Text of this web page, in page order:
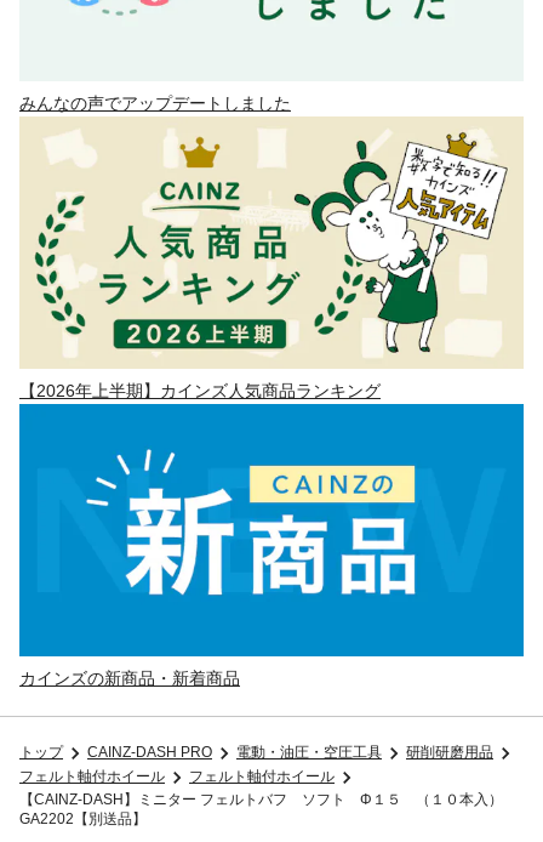
みんなの声でアップデートしました
【2026年上半期】カインズ人気商品ランキング
カインズの新商品・新着商品
トップ CAINZ-DASH PRO 電動・油圧・空圧工具
研削研磨用品
フェルト軸付ホイール
フェルト軸付ホイール
【CAINZ-DASH】ミニター フェルトバフ ソフト Φ１５ （１０本入）
GA2202【別送品】